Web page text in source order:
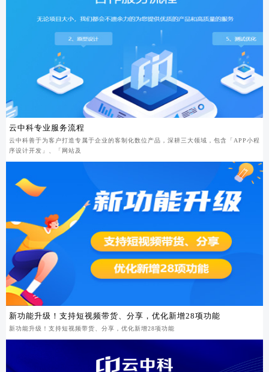
云中科专业服务流程
云中科善于为客户打造专属于企业的客制化数位产品，深耕三大领域，包含「APP小程
序设计开发」、「网站及
新功能升级！支持短视频带货、分享，优化新增28项功能
新功能升级！支持短视频带货、分享，优化新增28项功能